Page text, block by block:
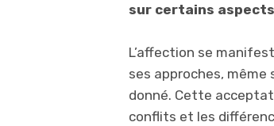
sur certains
L’affection se
ses approches, même
donné. Cette
conflits et les